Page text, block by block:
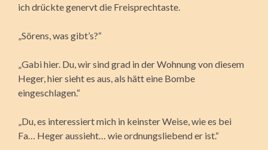
ich drückte genervt die Freisprechtaste.
„Sörens, was gibt’s?“
„Gabi hier. Du, wir sind grad in der Wohnung von diesem
Heger, hier sieht es aus, als hätt eine Bombe
eingeschlagen.“
„Du, es interessiert mich in keinster Weise, wie es bei
Fa… Heger aussieht… wie ordnungsliebend er ist.“